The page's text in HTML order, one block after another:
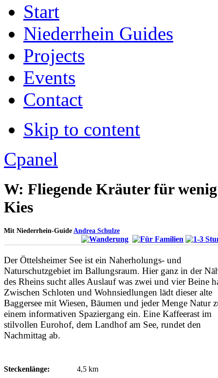
Start
Niederrhein Guides
Projects
Events
Contact
Skip to content
Guides FAQs
Font Size
Increase font size
Decrease font size
Default font size
Cpanel
W: Fliegende Kräuter für wenig
Kies
Mit Niederrhein-GuideAndrea Schulze
Der Öttelsheimer See ist ein Naherholungs- und
Naturschutzgebiet im Ballungsraum. Hier ganz in der
des Rheins sucht alles Auslauf was zwei und vier Beine
Zwischen Schloten und Wohnsiedlungen lädt dieser alte
Baggersee mit Wiesen, Bäumen und jeder Menge Natur
einem informativen Spaziergang ein. Eine Kaffeerast im
stilvollen Eurohof, dem Landhof am See, rundet den
Nachmittag ab.
Steckenlänge:
4,5 km